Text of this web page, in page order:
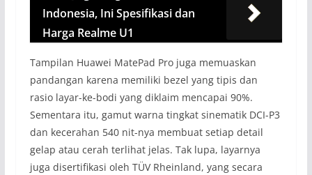
Indonesia, Ini Spesifikasi dan
Harga Realme U1
Tampilan Huawei MatePad Pro juga memuaskan
pandangan karena memiliki bezel yang tipis dan
rasio layar-ke-bodi yang diklaim mencapai 90%.
Sementara itu, gamut warna tingkat sinematik DCI-P3
dan kecerahan 540 nit-nya membuat setiap detail
gelap atau cerah terlihat jelas. Tak lupa, layarnya
juga disertifikasi oleh TÜV Rheinland, yang secara